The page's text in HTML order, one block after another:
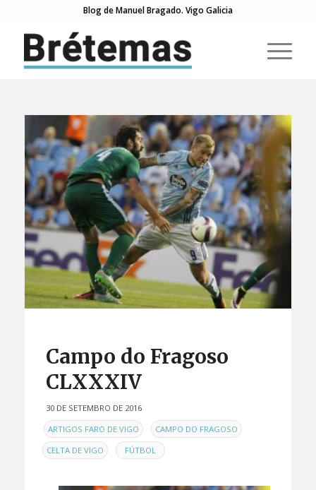
Blog de Manuel Bragado. Vigo Galicia
Campo do Fragoso
CLXXXIV
30 DE SETEMBRO DE 2016
ENARTIGOS FARO DE VIGO , CAMPO DO FRAGOSO ,
CELTA DE VIGO , FÚTBOL